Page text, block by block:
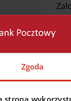
Zgoda